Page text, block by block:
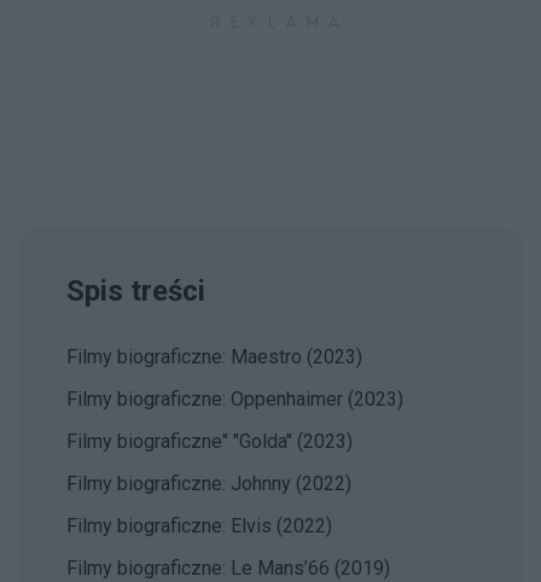
Spis treści
Filmy biograficzne: Maestro (2023)
Filmy biograficzne: Oppenhaimer (2023)
Filmy biograficzne" "Golda" (2023)
Filmy biograficzne: Johnny (2022)
Filmy biograficzne: Elvis (2022)
Filmy biograficzne: Le Mans’66 (2019)